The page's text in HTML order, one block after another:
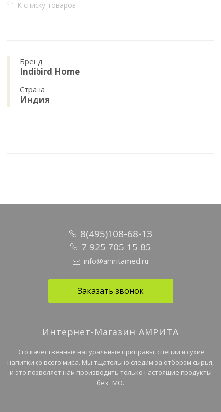
К списку товаров
Бренд
Indibird Home
Страна
Индия
8(495)108-68-13
7 925 705 15 85
info@amritamed.ru
Заказать звонок
Интернет-Магазин АМРИТА
Это качественные натуральные приправы, специи и сухие
напитки со всего мира. Мы тщательно следим за отбором сырья,
и это позволяет нам производить только настоящие продукты
без ГМО.